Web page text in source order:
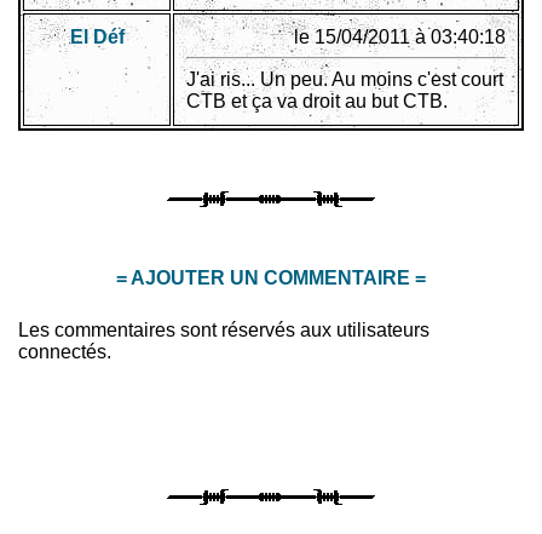
El Déf le 15/04/2011 à 03:40:18
J'ai ris... Un peu. Au moins c'est court
CTB et ça va droit au but CTB.
= AJOUTER UN COMMENTAIRE =
Les commentaires sont réservés aux utilisateurs
connectés.